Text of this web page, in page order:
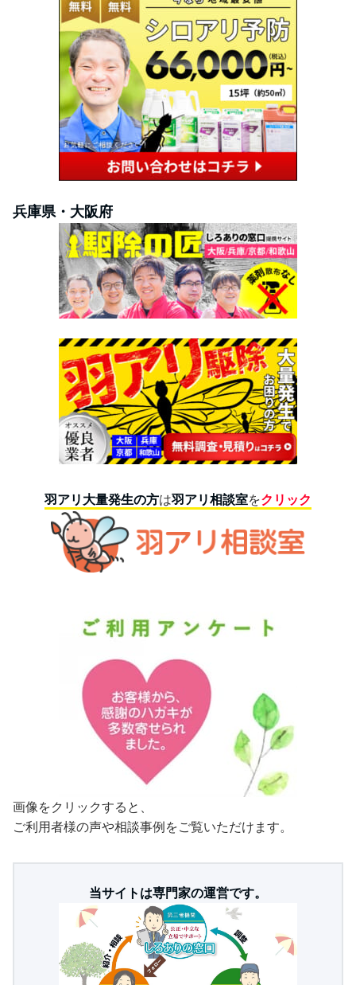
兵庫県・大阪府
羽アリ大量発生の方は羽アリ相談室をクリック
画像をクリックすると、
ご利用者様の声や相談事例をご覧いただけます。
当サイトは専門家の運営です。